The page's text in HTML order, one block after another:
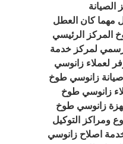
الصيانة
مهما كان العطل
المركز الرئيسي
لمركز خدمة
لعملاء زانوسي
زانوسي طوخ
زانوسي طوخ
زانوسي طوخ
ومراكز التوكيل
اصلاح زانوسي